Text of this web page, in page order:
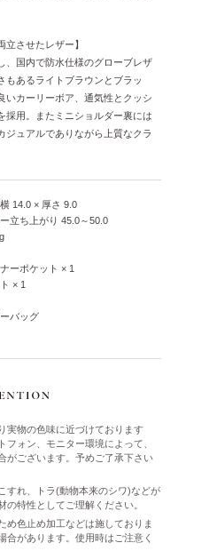
立させたレザー】
、国内で防水仕様のグローブレザ
もあるライトブラウンとブラッ
いカーリーボア、通気性とクッシ
採用。またミニショルダー裏には
ジュアルでありながら上質なクラ
14.0 × 厚さ 9.0
立ち上がり 45.0～50.0
ーポケット × 1
× 1
バッグ
物の色味に近づけております
ォン、モニター環境によって、
がございます。予めご了承下さい
れ、トラ(動物本来のシワ)などが
の特性としてご理解ください。
色止め加工などは施しておりま
合があります。使用時はご注意く